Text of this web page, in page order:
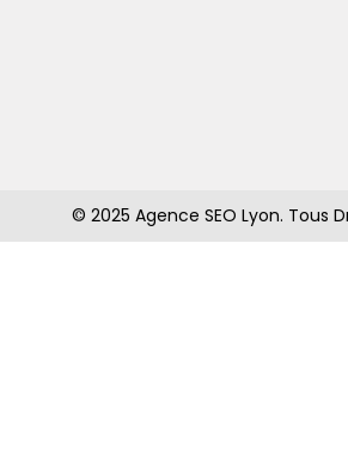
© 2025 Agence SEO Lyon. Tous